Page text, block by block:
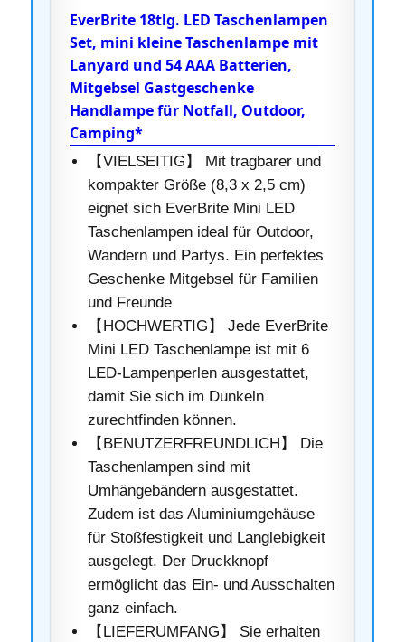
EverBrite 18tlg. LED Taschenlampen
Set, mini kleine Taschenlampe mit
Lanyard und 54 AAA Batterien,
Mitgebsel Gastgeschenke
Handlampe für Notfall, Outdoor,
Camping*
【VIELSEITIG】 Mit tragbarer und
kompakter Größe (‎8,3 x 2,5 cm)
eignet sich EverBrite Mini LED
Taschenlampen ideal für Outdoor,
Wandern und Partys. Ein perfektes
Geschenke Mitgebsel für Familien
und Freunde
【HOCHWERTIG】 Jede EverBrite
Mini LED Taschenlampe ist mit 6
LED-Lampenperlen ausgestattet,
damit Sie sich im Dunkeln
zurechtfinden können.
【BENUTZERFREUNDLICH】 Die
Taschenlampen sind mit
Umhängebändern ausgestattet.
Zudem ist das Aluminiumgehäuse
für Stoßfestigkeit und Langlebigkeit
ausgelegt. Der Druckknopf
ermöglicht das Ein- und Ausschalten
ganz einfach.
【LIEFERUMFANG】 Sie erhalten